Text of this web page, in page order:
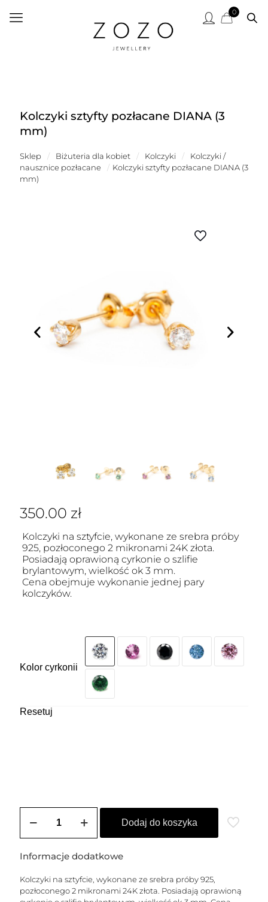
0
Kolczyki sztyfty pozłacane DIANA (3
mm)
Sklep / Biżuteria dla kobiet / Kolczyki /
Kolczyki /
nausznice pozłacane
/ Kolczyki sztyfty pozłacane DIANA (3
mm)
350.00 zł
Kolczyki na sztyfcie, wykonane ze srebra próby
925, pozłoconego 2 mikronami 24K złota.
Posiadają oprawioną cyrkonie o szlifie
brylantowym, wielkość ok 3 mm.
Cena obejmuje wykonanie jednej pary
kolczyków.
Kolor cyrkonii
Resetuj
Kolczyki
DIANA
mm)
Dodaj do koszyka
Informacje dodatkowe
Kolczyki na sztyfcie, wykonane ze srebra próby 925,
pozłoconego 2 mikronami 24K złota. Posiadają oprawioną